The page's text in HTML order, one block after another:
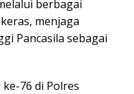
berbagai
menjaga
Pancasila sebagai
76 di Polres